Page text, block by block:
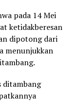
pada 14 Mei
ketidakberesan
dipotong dari
menunjukkan
ditambang